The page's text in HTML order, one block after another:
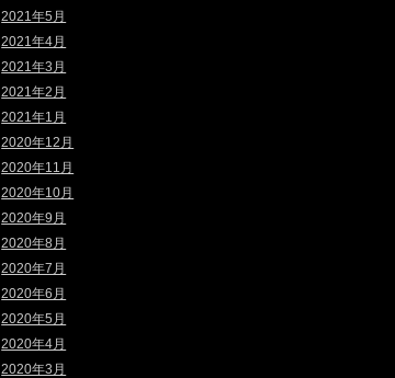
2021年5月
2021年4月
2021年3月
2021年2月
2021年1月
2020年12月
2020年11月
2020年10月
2020年9月
2020年8月
2020年7月
2020年6月
2020年5月
2020年4月
2020年3月